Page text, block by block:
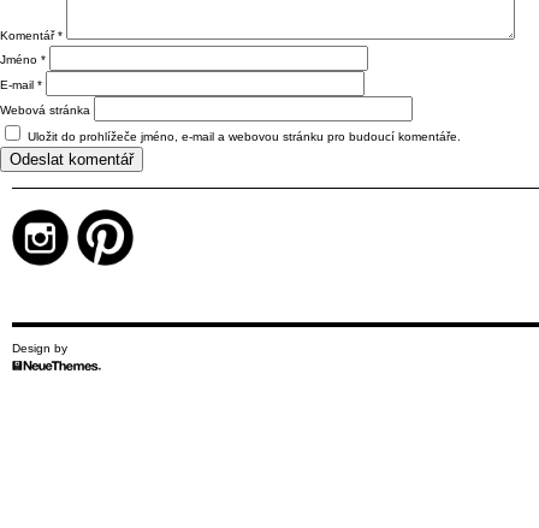
Komentář*
Jméno *
E-mail *
Webová stránka
Uložit do prohlížeče jméno, e-mail a webovou stránku pro budoucí komentáře.
Design by